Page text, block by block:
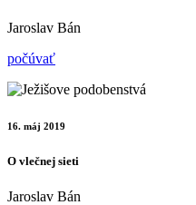
Jaroslav Bán
počúvať
16. máj 2019
O vlečnej sieti
Jaroslav Bán